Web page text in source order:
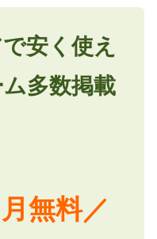
安く使え
多数掲載
無料／